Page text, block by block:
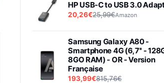
HP USB-C to USB 3.0
20,26€25,99€Amazon
Samsung Galaxy A80 -
Smartphone 4G (6,7'' -
8GO RAM) - OR - Version
Française
193,99€815,76€